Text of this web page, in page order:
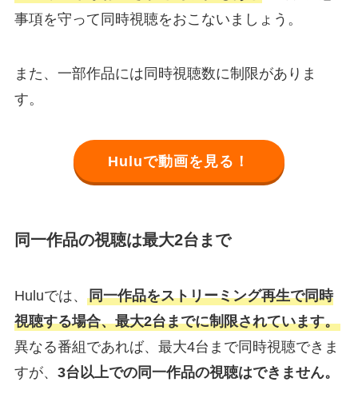
事項を守って同時視聴をおこないましょう。
また、一部作品には同時視聴数に制限がありま
す。
Huluで動画を見る！
同一作品の視聴は最大2台まで
Huluでは、 同一作品をストリーミング再生で同時
視聴する場合、最大2台までに制限されています。
異なる番組であれば、最大4台まで同時視聴できま
すが、 3台以上での同一作品の視聴はできません。